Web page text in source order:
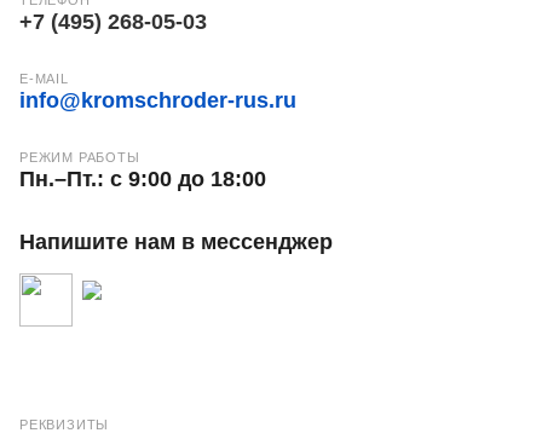
+7 (495) 268-05-03
E-MAIL
info@kromschroder-rus.ru
РЕЖИМ РАБОТЫ
Пн.–Пт.: с 9:00 до 18:00
Напишите нам в мессенджер
РЕКВИЗИТЫ